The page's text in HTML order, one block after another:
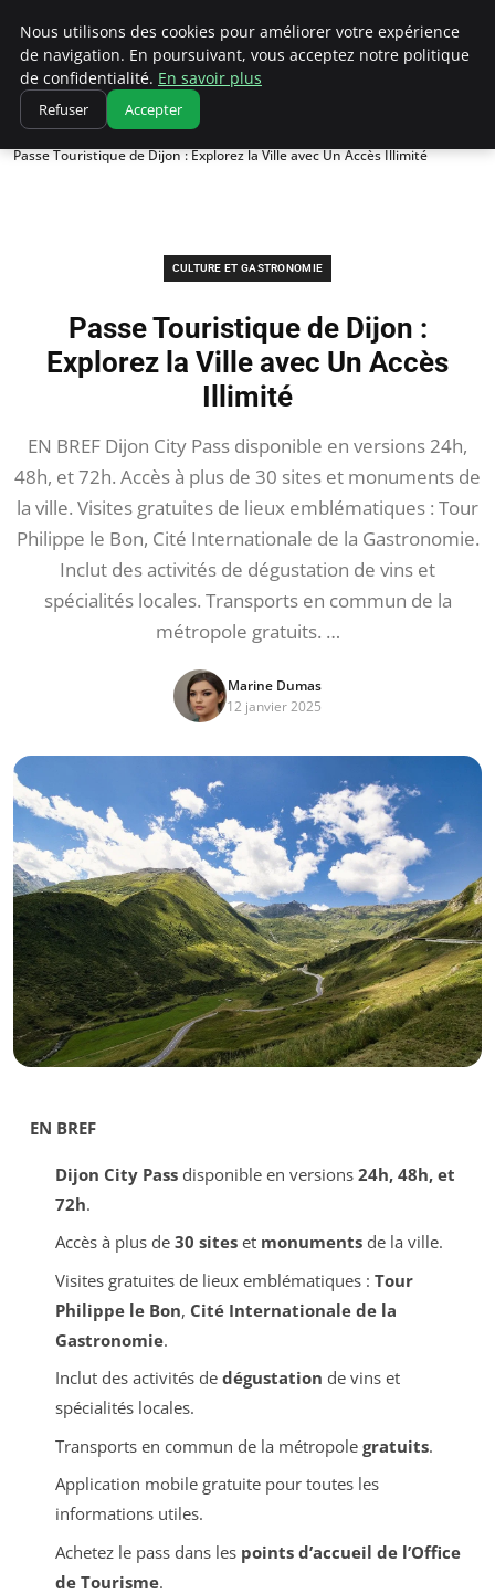
Correze Co
Accueil
Culture et gastronomie
Passe Touristique de Dijon : Explorez la Ville avec Un Accès Illimité
CULTURE ET GASTRONOMIE
Passe Touristique de Dijon :
Explorez la Ville avec Un Accès
Illimité
EN BREF Dijon City Pass disponible en versions 24h,
48h, et 72h. Accès à plus de 30 sites et monuments de
la ville. Visites gratuites de lieux emblématiques : Tour
Philippe le Bon, Cité Internationale de la Gastronomie.
Inclut des activités de dégustation de vins et
spécialités locales. Transports en commun de la
métropole gratuits. …
Marine Dumas
12 janvier 2025
EN BREF
Dijon City Passdisponible en versions 24h, 48h, et
72h.
Accès à plus de 30 siteset monumentsde la ville.
Visites gratuites de lieux emblématiques : Tour
Philippe le Bon, Cité Internationale de la
Gastronomie.
Inclut des activités de dégustation de vins et
spécialités locales.
Transports en commun de la métropole gratuits.
Application mobile gratuite pour toutes les
informations utiles.
Achetez le pass dans les points d’accueil de l’Office
de Tourisme.
Nous utilisons des cookies pour améliorer votre expérience
de navigation. En poursuivant, vous acceptez notre politique
de confidentialité. En savoir plus
Refuser Accepter